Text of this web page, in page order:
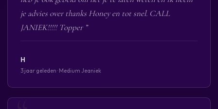
je advies over thanks Honey en tot snel. CALL
JANIEK!!!!! Topper ”
H
3 jaar geleden · Medium Jeaniek